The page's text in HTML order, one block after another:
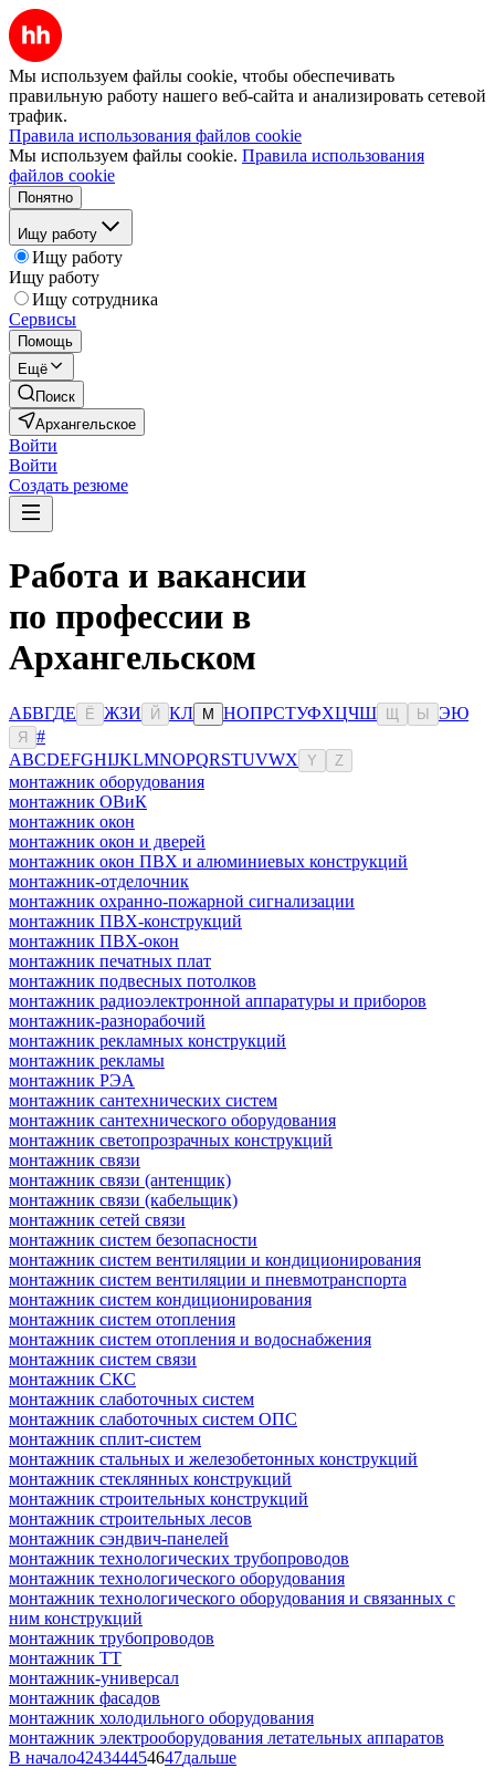
Мы используем файлы cookie, чтобы обеспечивать
правильную работу нашего веб-сайта и анализировать сетевой
трафик.
Правила использования файлов cookie
Мы используем файлы cookie. Правила использования
файлов cookie
Понятно
Ищу работу
Ищу работу
Ищу работу
Ищу сотрудника
Сервисы
Помощь
Ещё
Поиск
Архангельское
Войти
Войти
Создать резюме
Работа и вакансии
по профессии в
Архангельском
АБВГДЕ Ё ЖЗИ Й КЛ М НОПРСТУФХЦЧШ Ы ЭЮ
Я
#
ABCDEFGHIJKLMNOPQRSTUVWX Y Z
монтажник оборудования
монтажник ОВиК
монтажник окон
монтажник окон и дверей
монтажник окон ПВХ и алюминиевых конструкций
монтажник-отделочник
монтажник охранно-пожарной сигнализации
монтажник ПВХ-конструкций
монтажник ПВХ-окон
монтажник печатных плат
монтажник подвесных потолков
монтажник радиоэлектронной аппаратуры и приборов
монтажник-разнорабочий
монтажник рекламных конструкций
монтажник рекламы
монтажник РЭА
монтажник сантехнических систем
монтажник сантехнического оборудования
монтажник светопрозрачных конструкций
монтажник связи
монтажник связи (антенщик)
монтажник связи (кабельщик)
монтажник сетей связи
монтажник систем безопасности
монтажник систем вентиляции и кондиционирования
монтажник систем вентиляции и пневмотранспорта
монтажник систем кондиционирования
монтажник систем отопления
монтажник систем отопления и водоснабжения
монтажник систем связи
монтажник СКС
монтажник слаботочных систем
монтажник слаботочных систем ОПС
монтажник сплит-систем
монтажник стальных и железобетонных конструкций
монтажник стеклянных конструкций
монтажник строительных конструкций
монтажник строительных лесов
монтажник сэндвич-панелей
монтажник технологических трубопроводов
монтажник технологического оборудования
монтажник технологического оборудования и связанных с
ним конструкций
монтажник трубопроводов
монтажник ТТ
монтажник-универсал
монтажник фасадов
монтажник холодильного оборудования
монтажник электрооборудования летательных аппаратов
В начало424344454647дальше